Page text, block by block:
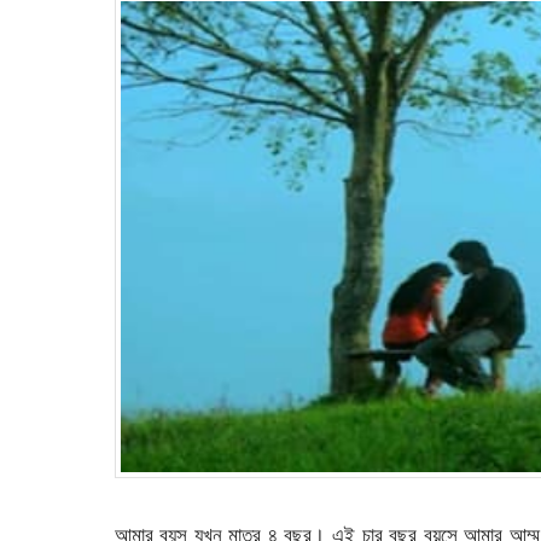
আমার বয়স যখন মাত্র ৪ বছর। এই চার বছর বয়সে আমার আম্মু